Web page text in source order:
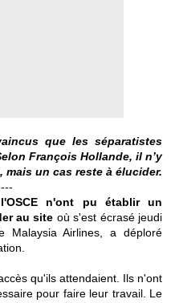
que les séparatistes
François Hollande, il n’y
un cas reste à élucider.
n'ont pu établir un
au site où s'est écrasé jeudi
Malaysia Airlines, a déploré
qu'ils attendaient. Ils n'ont
pour faire leur travail. Le